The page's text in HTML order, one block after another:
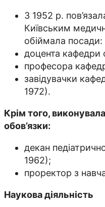
З 1952 р.
Київським
обіймала посади:
доцента кафедри
професора
завідувачки
1972).
Крім того,
обов’язки:
декан
1962);
проректор з
Наукова діяльність